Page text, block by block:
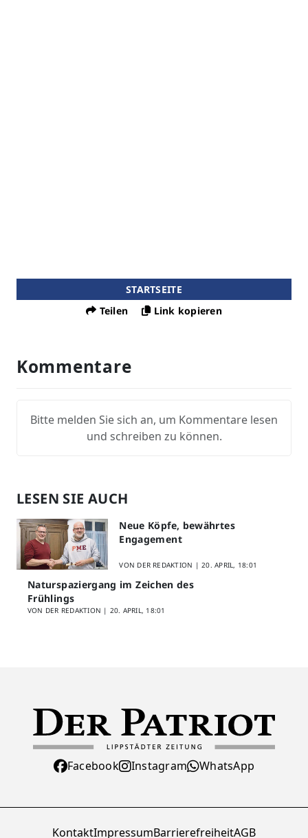
STARTSEITE
Teilen
Link kopieren
Kommentare
Bitte melden Sie sich an, um Kommentare lesen
und schreiben zu können.
LESEN SIE AUCH
Neue Köpfe, bewährtes
Engagement
VON DER REDAKTION |20. APRIL, 18:01
Naturspaziergang im Zeichen des
Frühlings
VON DER REDAKTION | 20. APRIL, 18:01
Facebook Instagram WhatsApp
KontaktImpressumBarrierefreiheitAGB